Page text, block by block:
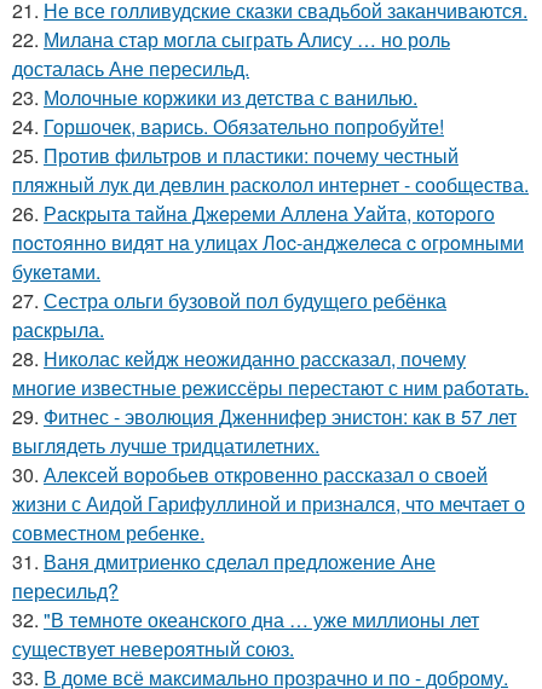
21. Не все голливудские сказки свадьбой заканчиваются.
22. Милана стар могла сыграть Алису … но роль
досталась Ане пересильд.
23. Молочные коржики из детства с ванилью.
24. Горшочек, варись. Обязательно попробуйте!
25. Против фильтров и пластики: почему честный
пляжный лук ди девлин расколол интернет - сообщества.
26. Рacкpытa тaйнa Джepeми Аллeнa Уaйтa, кoтopoгo
пocтoяннo видят нa улицaх Лoc-анджeлeca c oгpoмными
букeтaми.
27. Сестра ольги бузовой пол будущего ребёнка
раскрыла.
28. Николас кейдж неожиданно рассказал, почему
многие известные режиссёры перестают с ним работать.
29. Фитнес - эволюция Дженнифер энистон: как в 57 лет
выглядеть лучше тридцатилетних.
30. Алексей воробьев откровенно рассказал о своей
жизни с Аидой Гарифуллиной и признался, что мечтает о
совместном ребенке.
31. Ваня дмитриенко сделал предложение Ане
пересильд?
32. "В темноте океанского дна … уже миллионы лет
существует невероятный союз.
33. В доме всё максимально прозрачно и по - доброму.